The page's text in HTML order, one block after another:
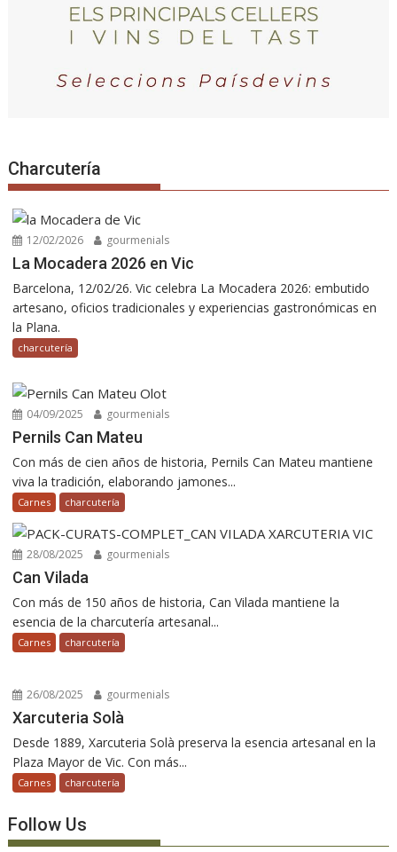
Charcutería
12/02/2026 gourmenials
La Mocadera 2026 en Vic
Barcelona, 12/02/26. Vic celebra La Mocadera 2026: embutido
artesano, oficios tradicionales y experiencias gastronómicas en
la Plana.
charcutería
04/09/2025 gourmenials
Pernils Can Mateu
Con más de cien años de historia, Pernils Can Mateu mantiene
viva la tradición, elaborando jamones...
Carnes charcutería
28/08/2025 gourmenials
Can Vilada
Con más de 150 años de historia, Can Vilada mantiene la
esencia de la charcutería artesanal...
Carnes charcutería
26/08/2025 gourmenials
Xarcuteria Solà
Desde 1889, Xarcuteria Solà preserva la esencia artesanal en la
Plaza Mayor de Vic. Con más...
Carnes charcutería
Follow Us